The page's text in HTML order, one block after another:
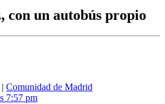
con un autobús propio
| Comunidad de Madrid
7:57 pm